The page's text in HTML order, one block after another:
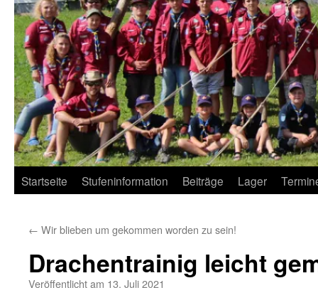
Startseite Stufeninformation Beiträge Lager
← Wir blieben um gekommen worden zu sein!
Drachentrainig leicht
Veröffentlicht am 13. Juli 2021